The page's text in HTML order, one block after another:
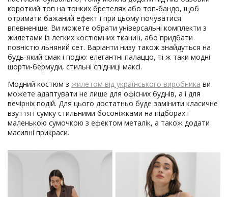
короткий топ на тонких бретелях або топ-бандо, щоб
отримати бажаний ефект і при цьому почуватися
впевненіше. Ви можете обрати універсальні комплекти з
жилетами із легких костюмних тканин, або придбати
повністю льняний сет. Варіанти низу також знайдуться на
будь-який смак і подію: елегантні палаццо, ті ж таки модні
шорти-бермуди, стильні спідниці максі.
Модний костюм з жилетом від українського виробника ви
можете адаптувати не лише для офісних буднів, а і для
вечірніх подій. Для цього достатньо буде замінити класичне
взуття і сумку стильними босоніжками на підборах і
маленькою сумочкою з ефектом металік, а також додати
масивні прикраси.